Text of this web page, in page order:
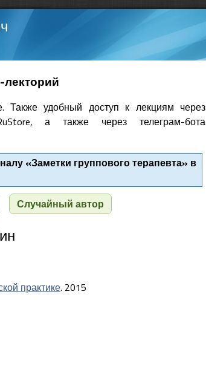
лекторий
Также удобный доступ к лекциям через
а также через телеграм-бота
«Заметки группового терапевта» в
Случайный автор
практике. 2015